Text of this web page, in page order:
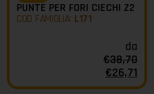
PUNTE PER FORI CIECHI Z2
COD FAMIGLIA: L171
da
€38,70
€26,71